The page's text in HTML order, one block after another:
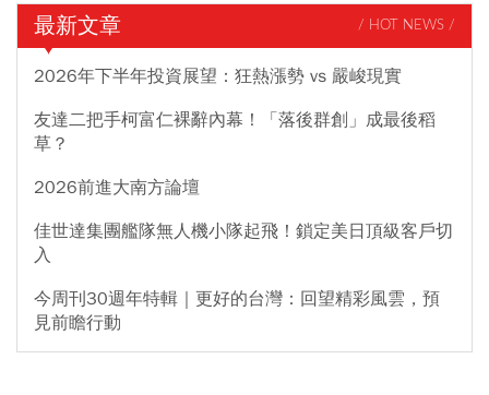
最新文章 / HOT NEWS /
2026年下半年投資展望：狂熱漲勢 vs 嚴峻現實
友達二把手柯富仁裸辭內幕！「落後群創」成最後稻
草？
2026前進大南方論壇
佳世達集團艦隊無人機小隊起飛！鎖定美日頂級客戶切
入
今周刊30週年特輯｜更好的台灣：回望精彩風雲，預
見前瞻行動